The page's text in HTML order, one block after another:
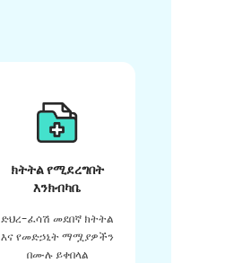
ክትትል የሚደረግበት
እንክብካቤ
ድህረ-ፈሳሽ መደበኛ ክትትል
እና የመድኃኒት ማሟያዎችን
በሙሉ ይቀበላል